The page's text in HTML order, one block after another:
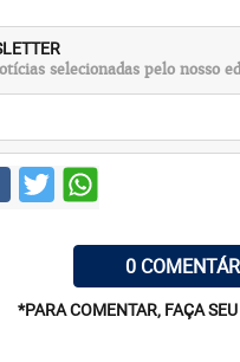
selecionadas pelo nosso
0
*PARA COMENTAR, FAÇA SEU